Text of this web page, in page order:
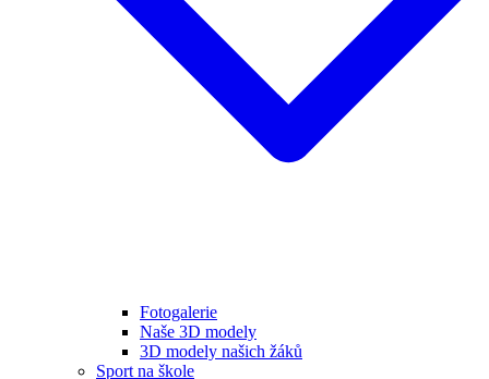
Fotogalerie
Naše 3D modely
3D modely našich žáků
Sport na škole